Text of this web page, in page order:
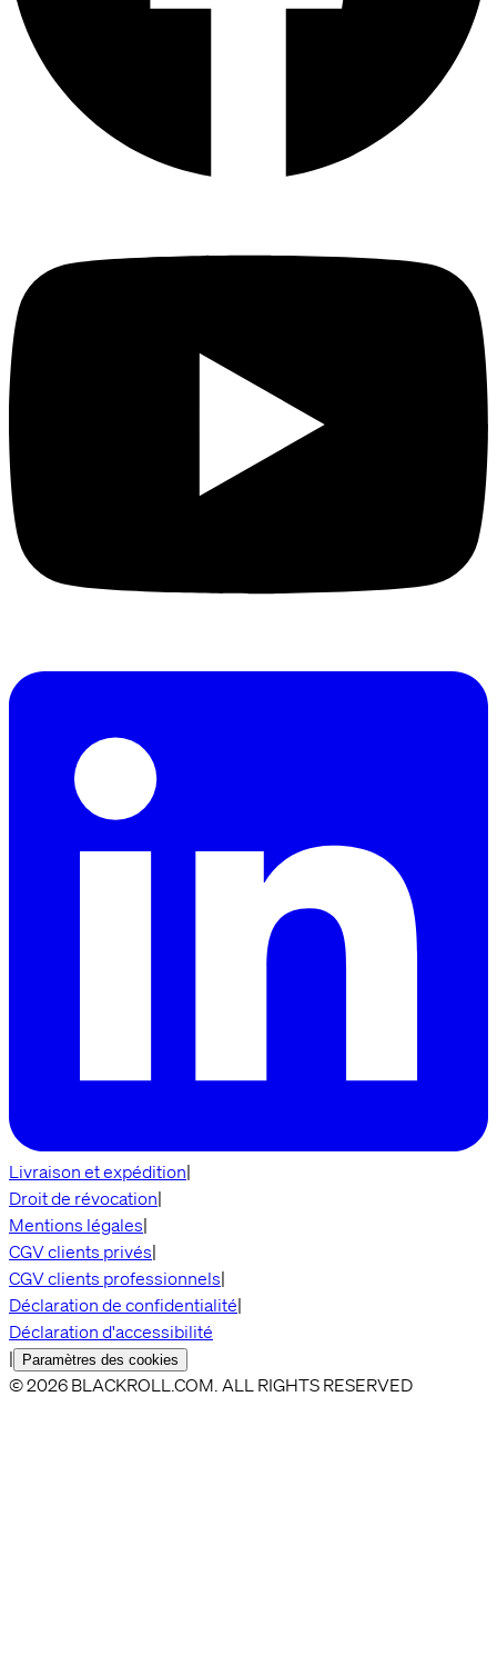
Livraison et expédition|
Droit de révocation|
Mentions légales|
CGV clients privés|
CGV clients professionnels|
Déclaration de confidentialité|
Déclaration d'accessibilité
|
Paramètres des cookies
© 2026 BLACKROLL.COM. ALL RIGHTS RESERVED